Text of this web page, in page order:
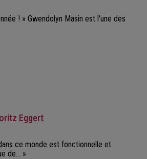
! » Gwendolyn Masin est l'une des
Eggert
ce monde est fonctionnelle et
de… »